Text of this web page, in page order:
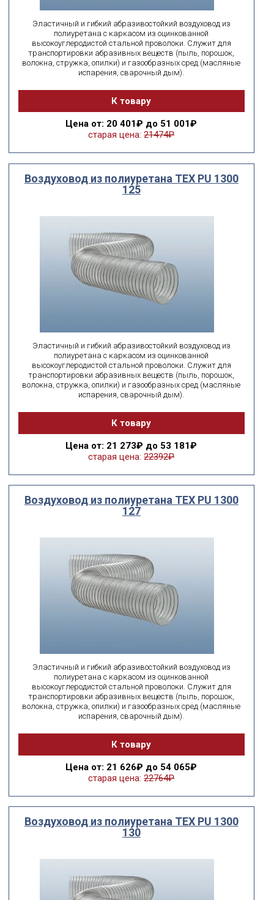
Эластичный и гибкий абразивостойкий воздуховод из
полиуретана с каркасом из оцинкованной
высокоуглеродистой стальной проволоки. Служит для
транспортировки абразивных веществ (пыль, порошок,
волокна, стружка, опилки) и газообразных сред (масляные
испарения, сварочный дым).
К товару
Цена от: 20 401₽ до 51 001₽
старая цена: 21474₽
Воздуховод из полиуретана ТЕХ PU 1300
125
Эластичный и гибкий абразивостойкий воздуховод из
полиуретана с каркасом из оцинкованной
высокоуглеродистой стальной проволоки. Служит для
транспортировки абразивных веществ (пыль, порошок,
волокна, стружка, опилки) и газообразных сред (масляные
испарения, сварочный дым).
К товару
Цена от: 21 273₽ до 53 181₽
старая цена: 22392₽
Воздуховод из полиуретана ТЕХ PU 1300
127
Эластичный и гибкий абразивостойкий воздуховод из
полиуретана с каркасом из оцинкованной
высокоуглеродистой стальной проволоки. Служит для
транспортировки абразивных веществ (пыль, порошок,
волокна, стружка, опилки) и газообразных сред (масляные
испарения, сварочный дым).
К товару
Цена от: 21 626₽ до 54 065₽
старая цена: 22764₽
Воздуховод из полиуретана ТЕХ PU 1300
130